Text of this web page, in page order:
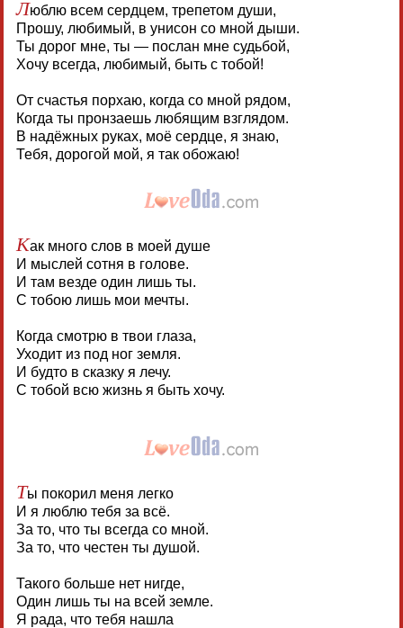
Люблю всем сердцем, трепетом души,
Прошу, любимый, в унисон со мной дыши.
Ты дорог мне, ты — послан мне судьбой,
Хочу всегда, любимый, быть с тобой!
От счастья порхаю, когда со мной рядом,
Когда ты пронзаешь любящим взглядом.
В надёжных руках, моё сердце, я знаю,
Тебя, дорогой мой, я так обожаю!
Как много слов в моей душе
И мыслей сотня в голове.
И там везде один лишь ты.
С тобою лишь мои мечты.
Когда смотрю в твои глаза,
Уходит из под ног земля.
И будто в сказку я лечу.
С тобой всю жизнь я быть хочу.
Ты покорил меня легко
И я люблю тебя за всё.
За то, что ты всегда со мной.
За то, что честен ты душой.
Такого больше нет нигде,
Один лишь ты на всей земле.
Я рада, что тебя нашла